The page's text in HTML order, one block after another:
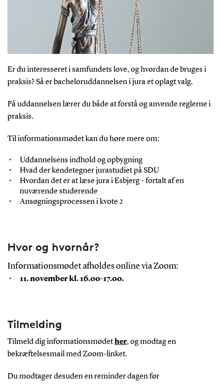
Er du interesseret i samfundets love, og hvordan de bruges i
praksis? Så er bacheloruddannelsen i jura et oplagt valg.
På uddannelsen lærer du både at forstå og anvende reglerne i
praksis.
Til informationsmødet kan du høre mere om:
Uddannelsens indhold og opbygning
Hvad der kendetegner jurastudiet på SDU
Hvordan det er at læse jura i Esbjerg - fortalt af en
nuværende studerende
Ansøgningsprocessen i kvote 2
Hvor og hvornår?
Informationsmødet afholdes online via Zoom:
11. november kl. 16.00-17.00.
Tilmelding
Tilmeld dig informationsmødether, og modtag en
bekræftelsesmail med Zoom-linket.
Du modtager desuden en reminder dagen før